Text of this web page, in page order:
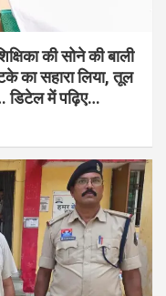
की सोने की बाली
का सहारा लिया, तूल
डिटेल में पढ़िए…